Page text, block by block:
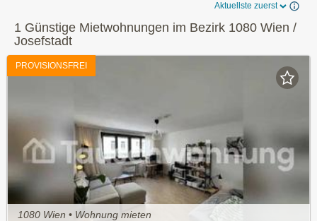
Aktuellste zuerst
1 Günstige Mietwohnungen im Bezirk 1080 Wien /
Josefstadt
PROVISIONSFREI
1080 Wien • Wohnung mieten